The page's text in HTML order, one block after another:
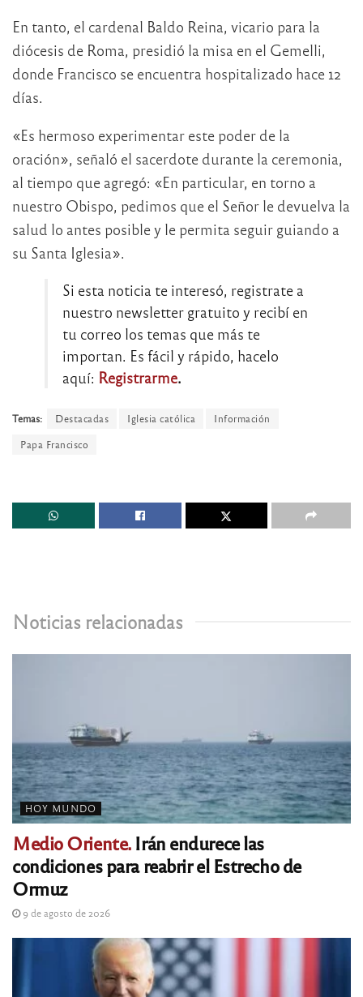
En tanto, el cardenal Baldo Reina, vicario para la
diócesis de Roma, presidió la misa en el Gemelli,
donde Francisco se encuentra hospitalizado hace 12
días.
«Es hermoso experimentar este poder de la
oración», señaló el sacerdote durante la ceremonia,
al tiempo que agregó: «En particular, en torno a
nuestro Obispo, pedimos que el Señor le devuelva la
salud lo antes posible y le permita seguir guiando a
su Santa Iglesia».
Si esta noticia te interesó, registrate a
nuestro newsletter gratuito y recibí en
tu correo los temas que más te
importan. Es fácil y rápido, hacelo
aquí: Registrarme.
Temas: Destacadas Iglesia católica
Información
Papa Francisco
Noticias relacionadas
HOY MUNDO
Medio Oriente.Irán endurece las
condiciones para reabrir el Estrecho de
Ormuz
9 de agosto de 2026